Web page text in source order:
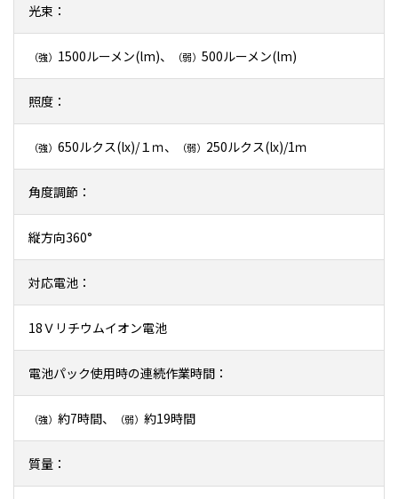
光束：
（強） 1500ルーメン(lm)、 （弱） 500ルーメン(lm)
照度：
（強） 650ルクス(lx)/１ｍ、 （弱） 250ルクス(lx)/1ｍ
角度調節：
縦方向360°
対応電池：
18Ｖリチウムイオン電池
電池パック使用時の連続作業時間：
（強） 約7時間、 （弱） 約19時間
質量：